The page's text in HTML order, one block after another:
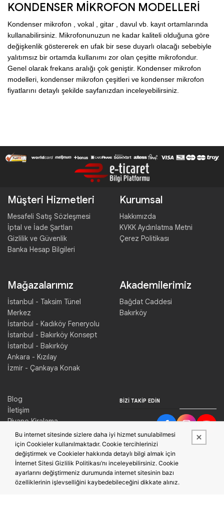
KONDENSER MİKROFON MODELLERİ
Kondenser mikrofon , vokal , gitar , davul vb. kayıt ortamlarında
kullanabilirsiniz. Mikrofonunuzun ne kadar kaliteli olduğuna göre
değişkenlik göstererek en ufak bir sese duyarlı olacağı sebebiyle
yalıtımsız bir ortamda kullanımı zor olan çeşitte mikrofondur.
Genel olarak frekans aralığı çok geniştir. Kondenser mikrofon
modelleri, kondenser mikrofon çeşitleri ve kondenser mikrofon
fiyatlarını detaylı şekilde sayfanızdan inceleyebilirsiniz.
Müşteri Hizmetleri
Mesafeli Satış Sözleşmesi
İptal ve İade Şartları
Gizlilik ve Güvenlik
Banka Hesap Bilgileri
Kurumsal
Hakkımızda
KVKK Aydınlatma Metni
Çerez Politikası
Mağazalarımız
İstanbul - Taksim Tünel
Merkez
İstanbul - Kadıköy Feneryolu
İstanbul - Bakırköy Konsept
İstanbul - Bakırköy
Ankara - Kızılay
İzmir - Çankaya Konak
Akademilerimiz
Bağdat Caddesi
Bakırköy
Blog
İletişim
Piyano Kiralama
Konser Salonu Kiralama
BIZI TAKIP EDIN
Bu internet sitesinde sizlere daha iyi hizmet sunulabilmesi
için Cookieler kullanılmaktadır. Cookie tercihlerinizi
değiştirmek ve Cookieler hakkında detaylı bilgi almak için
İnternet Sitesi Gizlilik Politikası’nı inceleyebilirsiniz. Cookie
ayarlarını değiştirmeniz durumunda internet sitesinin bazı
özelliklerinin işlevselliğini kaybedebileceğini dikkate alınız.